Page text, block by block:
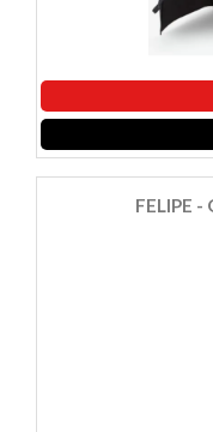
FELIPE